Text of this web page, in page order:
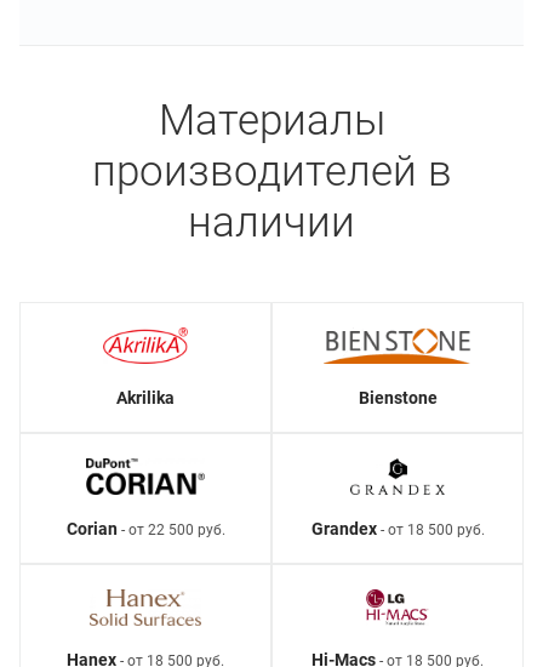
Материалы
производителей в
наличии
Akrilika Bienstone
Corian- от 22 500 руб. Grandex- от 18 500 руб.
Hanex - от 18 500 руб. Hi-Macs - от 18 500 руб.